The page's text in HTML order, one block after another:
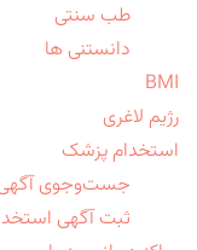
طب سنتی
دانستنی ها
BMI
رژیم لاغری
استخدام پزشک
جست‌وجوی
ثبت آگهی